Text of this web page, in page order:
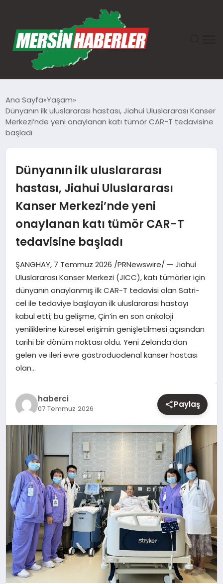
GÜNDEM
SAĞLIK
TEKNOLOJI
SPOR
YAŞAM
EĞITIM
Ana Sayfa Yaşam
Dünyanın ilk uluslararası hastası, Jiahui Uluslararası Kanser
Merkezi’nde yeni onaylanan katı tümör CAR-T tedavisine
başladı
Dünyanın ilk uluslararası
hastası, Jiahui Uluslararası
Kanser Merkezi’nde yeni
onaylanan katı tümör CAR-T
tedavisine başladı
ŞANGHAY, 7 Temmuz 2026 /PRNewswire/ — Jiahui
Uluslararası Kanser Merkezi (JICC), katı tümörler için
dünyanın onaylanmış ilk CAR-T tedavisi olan Satri-
cel ile tedaviye başlayan ilk uluslararası hastayı
kabul etti; bu gelişme, Çin’in en son onkoloji
yeniliklerine küresel erişimin genişletilmesi açısından
tarihi bir dönüm noktası oldu. Yeni Zelanda’dan
gelen ve ileri evre gastroduodenal kanser hastası
olan…
haberci
07 Temmuz 2026 Paylaş